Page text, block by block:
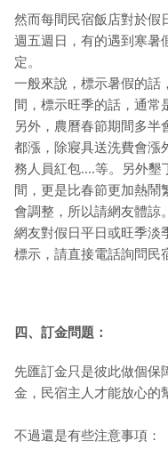
然而每間民宿飯店對於假
週五週日，有的遇到寒暑
定。
一般來說，標示暑假的話
間，標示旺季的話，通常
另外，農曆春節期間多半
都漲，除寢具送洗費會漲
務人員紅包....等。另外墾
間，更是比春節更加熱鬧
會調整，所以請網友體諒。
網友對假日平日或旺季淡
標示，請直接電話詢問民
四、訂金問題：
先匯訂金只是彼此做個保
金，民宿主人才能放心的
不過還是有些注意事項：